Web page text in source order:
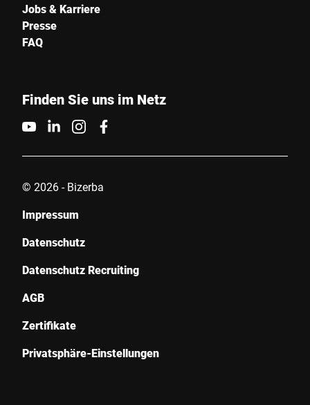
Jobs & Karriere
Presse
FAQ
Finden Sie uns im Netz
© 2026 - Bizerba
Impressum
Datenschutz
Datenschutz Recruiting
AGB
Zertifikate
Privatsphäre-Einstellungen